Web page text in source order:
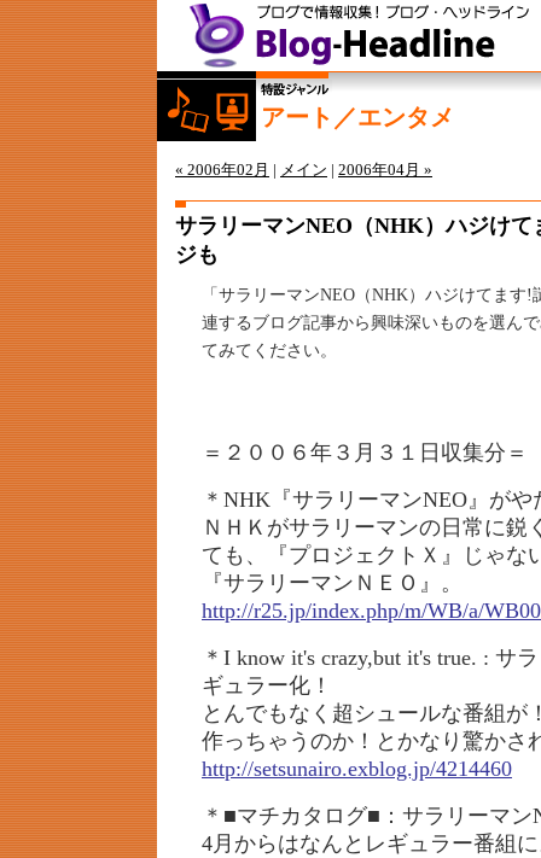
アート／エンタメ
« 2006年02月 メイン 2006年04月 »
サラリーマンNEO（NHK）ハジけて
ジも
「サラリーマンNEO（NHK）ハジけてます
連するブログ記事から興味深いものを選ん
てみてください。
＝２００６年３月３１日収集分＝
＊NHK『サラリーマンNEO』が
ＮＨＫがサラリーマンの日常に鋭
ても、『プロジェクトＸ』じゃな
『サラリーマンＮＥＯ』。
http://r25.jp/index.php/m/WB/a/
＊I know it's crazy,but it's true. :
ギュラー化！
とんでもなく超シュールな番組が
作っちゃうのか！とかなり驚かさ
http://setsunairo.exblog.jp/4214460
＊■マチカタログ■：サラリーマン
4月からはなんとレギュラー番組